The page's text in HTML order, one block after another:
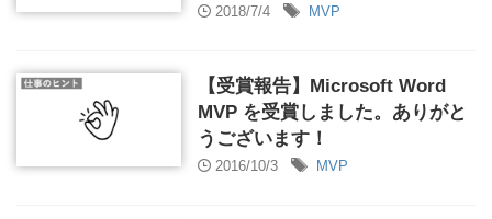
2018/7/4 MVP
【受賞報告】Microsoft Word
MVP を受賞しました。ありがと
うございます！
2016/10/3 MVP